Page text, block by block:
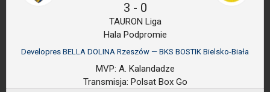
3 - 0
TAURON Liga
Hala Podpromie
Developres BELLA DOLINA Rzeszów — BKS BOSTIK Bielsko-Biała
MVP: A. Kalandadze
Transmisja: Polsat Box Go